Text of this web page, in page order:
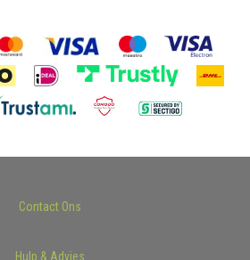
Contact Ons
Hulp & Advies